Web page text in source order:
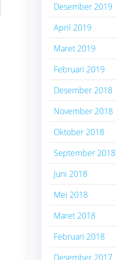
Desember 2019
April 2019
Maret 2019
Februari 2019
Desember 2018
November 2018
Oktober 2018
September 2018
Juni 2018
Mei 2018
Maret 2018
Februari 2018
Desember 2017